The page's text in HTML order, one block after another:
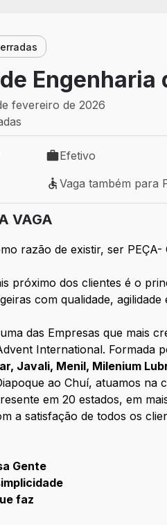
Engenharia
fevereiro de 2026
São Paulo - SPTipo de vaga: Efetivo
Efetivo
PresencialVaga também para PcD
Vaga também para
VAGA
razão de existir, ser PEÇA-
próximo dos clientes é o
com qualidade,
das Empresas que mais
International. Formada
Javali, Menil, Milenium
ao Chuí, atuamos
em 20 estados, em
a satisfação de todos os
Gente
faz